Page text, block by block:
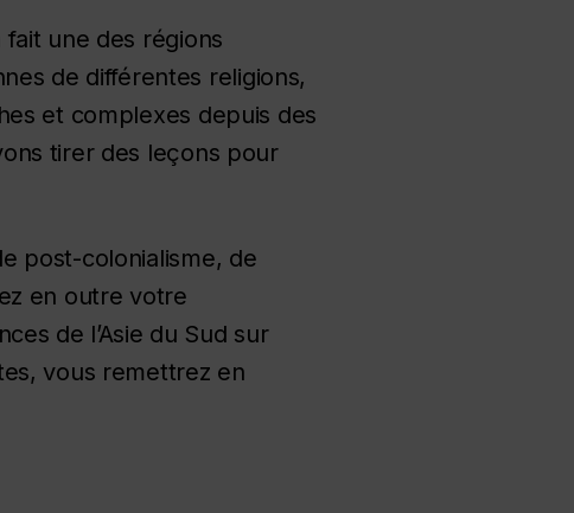
fait une des régions
de différentes religions,
et complexes depuis des
tirer des leçons pour
post-colonialisme, de
en outre votre
de l’Asie du Sud sur
vous remettrez en